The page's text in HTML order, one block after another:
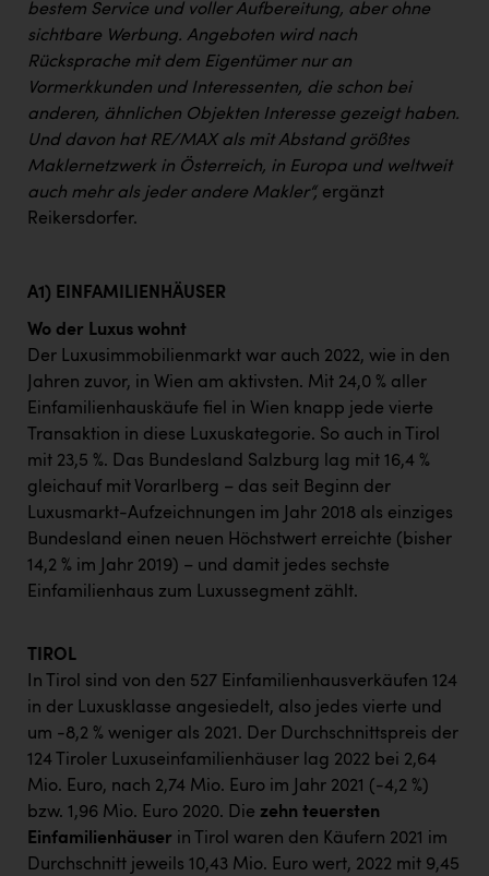
bestem Service und voller Aufbereitung, aber ohne
sichtbare Werbung. Angeboten wird nach
Rücksprache mit dem Eigentümer nur an
Vormerkkunden und Interessenten, die schon bei
anderen, ähnlichen Objekten Interesse gezeigt haben.
Und davon hat RE/MAX als mit Abstand größtes
Maklernetzwerk in Österreich, in Europa und weltweit
auch mehr als jeder andere Makler“, ergänzt
Reikersdorfer.
A1) EINFAMILIENHÄUSER
Wo der Luxus wohnt
Der Luxusimmobilienmarkt war auch 2022, wie in den
Jahren zuvor, in Wien am aktivsten. Mit 24,0 % aller
Einfamilienhauskäufe fiel in Wien knapp jede vierte
Transaktion in diese Luxuskategorie. So auch in Tirol
mit 23,5 %. Das Bundesland Salzburg lag mit 16,4 %
gleichauf mit Vorarlberg – das seit Beginn der
Luxusmarkt-Aufzeichnungen im Jahr 2018 als einziges
Bundesland einen neuen Höchstwert erreichte (bisher
14,2 % im Jahr 2019) – und damit jedes sechste
Einfamilienhaus zum Luxussegment zählt.
TIROL
In Tirol sind von den 527 Einfamilienhausverkäufen 124
in der Luxusklasse angesiedelt, also jedes vierte und
um -8,2 % weniger als 2021. Der Durchschnittspreis der
124 Tiroler Luxuseinfamilienhäuser lag 2022 bei 2,64
Mio. Euro, nach 2,74 Mio. Euro im Jahr 2021 (-4,2 %)
bzw. 1,96 Mio. Euro 2020. Die zehn teuersten
Einfamilienhäuser in Tirol waren den Käufern 2021 im
Durchschnitt jeweils 10,43 Mio. Euro wert, 2022 mit 9,45